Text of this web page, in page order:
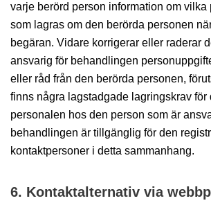
varje berörd person information om vilka
som lagras om den berörda personen
begäran. Vidare korrigerar eller raderar
ansvarig för behandlingen
eller råd från den berörda personen,
finns några lagstadgade lagringskrav för
personalen hos den person som är
behandlingen är tillgänglig för den
kontaktpersoner i detta sammanhang.
6. Kontaktalternativ via